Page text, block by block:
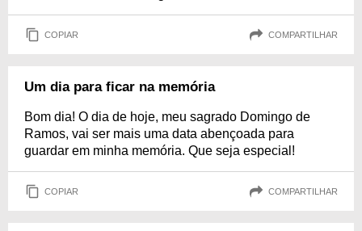
COPIAR COMPARTILHAR
Um dia para ficar na memória
Bom dia! O dia de hoje, meu sagrado Domingo de
Ramos, vai ser mais uma data abençoada para
guardar em minha memória. Que seja especial!
COPIAR COMPARTILHAR